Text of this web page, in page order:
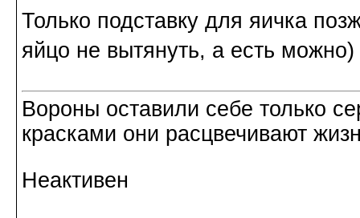
Только подставку для яичка
яйцо не вытянуть, а есть можно)
Вороны оставили себе только
красками они расцвечивают
Неактивен